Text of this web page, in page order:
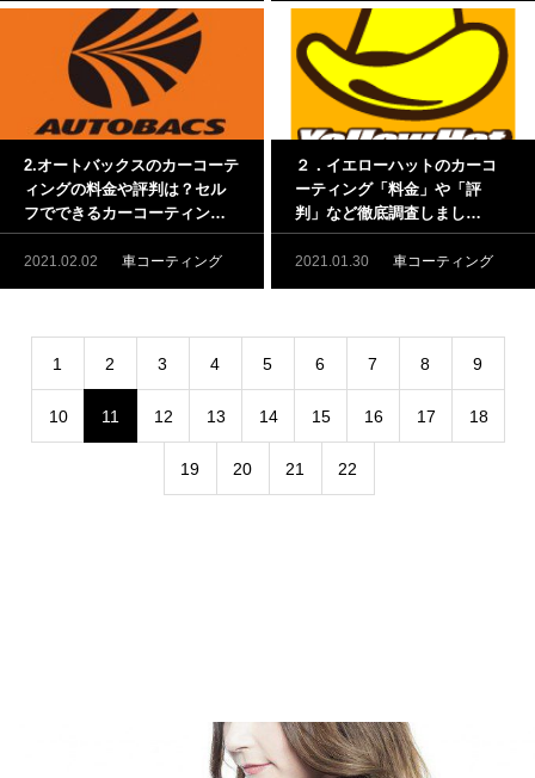
2.オートバックスのカーコーテ
ィングの料金や評判は？セル
フでできるカーコーティング
商品もご紹介！
2021.02.02 車コーティング
２．イエローハットのカーコ
ーティング「料金」や「評
判」など徹底調査しまし
た！！
2021.01.30 車コーティング
1 2 3 4 5 6 7 8 9
10 11 12 13 14 15 16 17 18
19 20 21 22